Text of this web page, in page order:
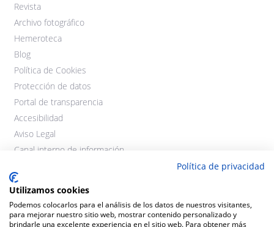
Revista
Archivo fotográfico
Hemeroteca
Blog
Política de Cookies
Protección de datos
Portal de transparencia
Accesibilidad
Aviso Legal
Canal interno de información
Política de privacidad
Utilizamos cookies
Podemos colocarlos para el análisis de los datos de nuestros visitantes,
para mejorar nuestro sitio web, mostrar contenido personalizado y
brindarle una excelente experiencia en el sitio web. Para obtener más